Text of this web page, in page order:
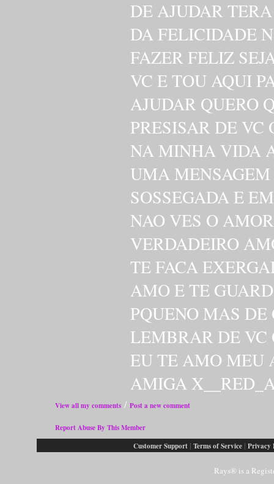
DE AJUDAR
DA FELICIDADE
FAZER FELIZ
VC E TOU AQUI
AJUDAR QUERO
PRESISAR DE
NA MINHA VIDA
UMA
SOSSEGADA E
NAO VES O
VERDADEIRO
TE FACA
AMO E TE
PQUENO MAS
LEMBRAR DE VC
EU TE AMO MEU
AMIGA
View all my comments / Post a new comment
Report Abuse By This Member
Customer Support | Terms of Service | Privacy
Rays® is a